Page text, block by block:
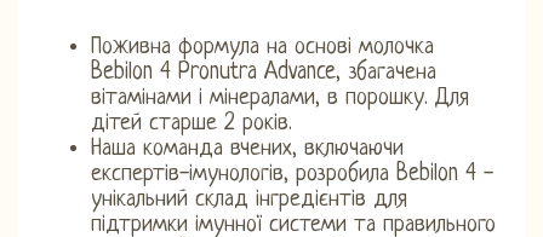
Поживна формула на основі молочка
Bebilon 4 Pronutra Advance, збагачена
вітамінами і мінералами, в порошку. Для
дітей старше 2 років.
Наша команда вчених, включаючи
експертів-імунологів, розробила Bebilon 4 -
унікальний склад інгредієнтів для
підтримки імунної системи та правильного